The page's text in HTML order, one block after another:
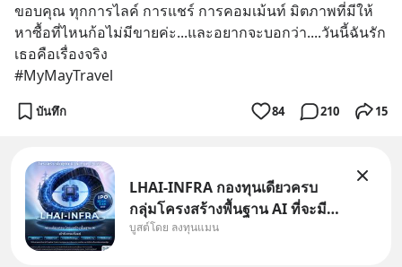
ขอบคุณ ทุกการไลค์ การแชร์ การคอมเม้นท์ มิตภาพที่มีให้
หาซื้อที่ไหนก้อไม่มีขายค่ะ...และอยากจะบอกว่า....วันนี้ฉันรัก
เธอคือเรื่องจริง
#MyMayTravel
บันทึก 84 210 15
LHAI-INFRA กองทุนเดียวครบ
กลุ่มโครงสร้างพื้นฐาน AI ที่จะมี
งบลงทุนครั้งใหญ่ในประวัติศาสตร์
บูสต์โดย ลงทุนแมน